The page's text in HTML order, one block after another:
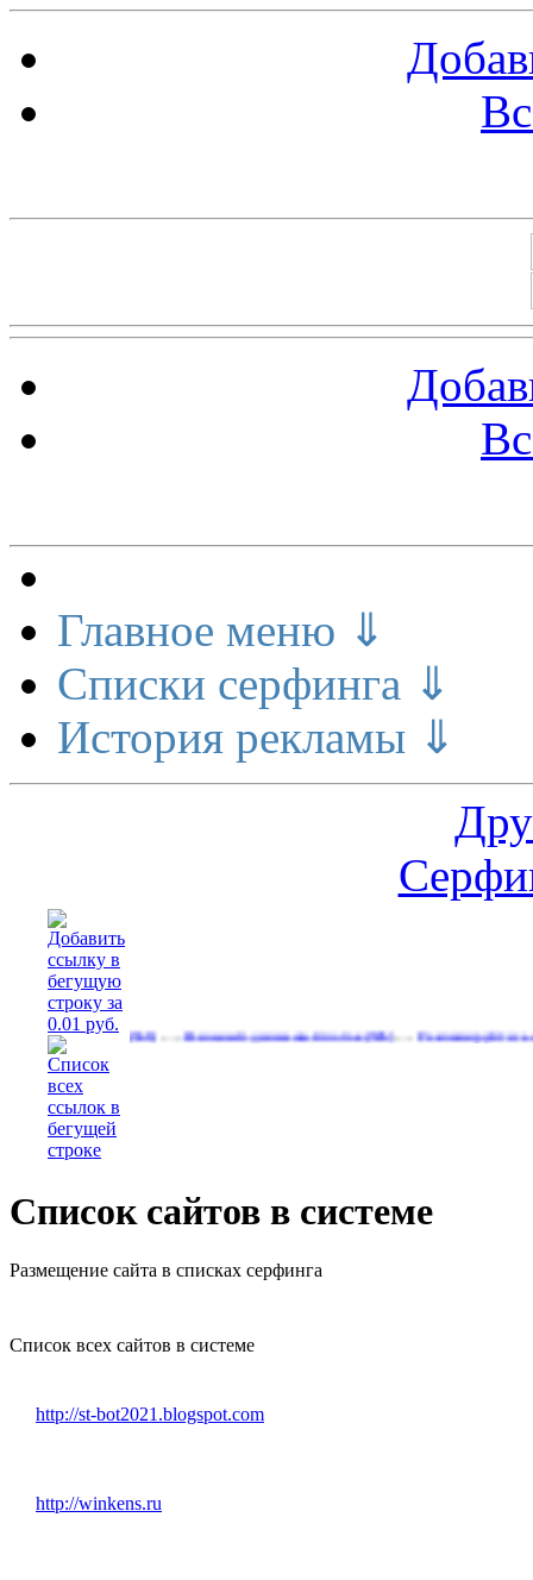
Главное меню ⇓
Списки серфинга ⇓
История рекламы ⇓
деньги(566)…Реальный денежный поток(596)…Рекламируйтесь на сайте
Список сайтов в системе
Размещение сайта в списках серфинга
Список всех сайтов в системе
http://st-bot2021.blogspot.com
http://winkens.ru